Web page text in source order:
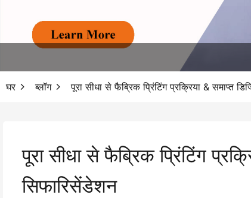
घर ब्लॉग पूरा सीधा से फैब्रिक प्रिंटिंग प्रक्रिया & समाप्त
पूरा सीधा से फैब्रिक प्रिंटिंग
सिफारिसेंडेशन